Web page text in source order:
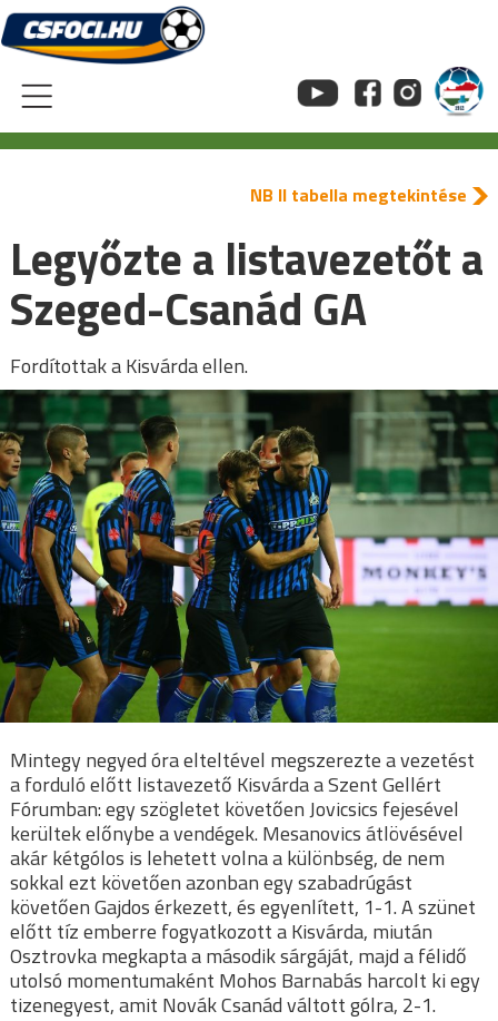
Skip
to
content
NB II tabella megtekintése
Legyőzte a listavezetőt a
Szeged-Csanád GA
Fordítottak a Kisvárda ellen.
Mintegy negyed óra elteltével megszerezte a vezetést
a forduló előtt listavezető Kisvárda a Szent Gellért
Fórumban: egy szögletet követően Jovicsics fejesével
kerültek előnybe a vendégek. Mesanovics átlövésével
akár kétgólos is lehetett volna a különbség, de nem
sokkal ezt követően azonban egy szabadrúgást
követően Gajdos érkezett, és egyenlített, 1-1. A szünet
előtt tíz emberre fogyatkozott a Kisvárda, miután
Osztrovka megkapta a második sárgáját, majd a félidő
utolsó momentumaként Mohos Barnabás harcolt ki egy
tizenegyest, amit Novák Csanád váltott gólra, 2-1.